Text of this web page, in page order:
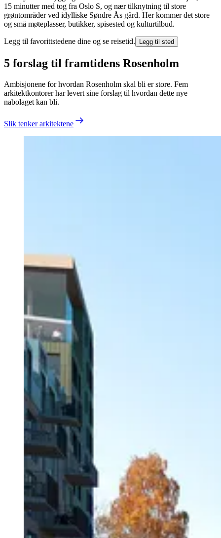
15 minutter med tog fra Oslo S, og nær tilknytning til store
grøntområder ved idylliske Søndre Ås gård. Her kommer det store
og små møteplasser, butikker, spisested og kulturtilbud.
Legg til favorittstedene dine og se reisetid. Legg til sted
5 forslag til framtidens Rosenholm
Ambisjonene for hvordan Rosenholm skal bli er store. Fem
arkitektkontorer har levert sine forslag til hvordan dette nye
nabolaget kan bli.
Slik tenker arkitektene